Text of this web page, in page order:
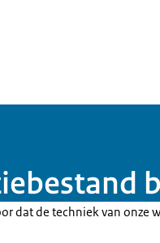
dat de techniek van onze